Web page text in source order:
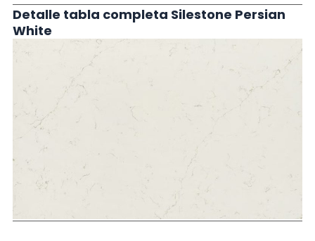
Detalle tabla completa Silestone Persian
White